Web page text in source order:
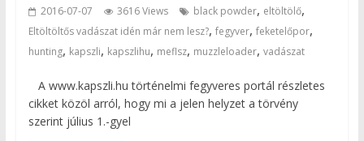
2016-07-07 3616 Views black powder, eltöltölő,
Eltöltöltős vadászat idén már nem lesz?, fegyver, feketelőpor,
hunting, kapszli, kapszlihu, meflsz, muzzleloader, vadászat
A www.kapszli.hu történelmi fegyveres portál részletes
cikket közöl arról, hogy mi a jelen helyzet a törvény
szerint július 1.-gyel